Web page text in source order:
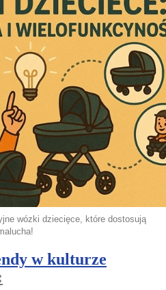
wózki dziecięce, które dostosują
w kulturze